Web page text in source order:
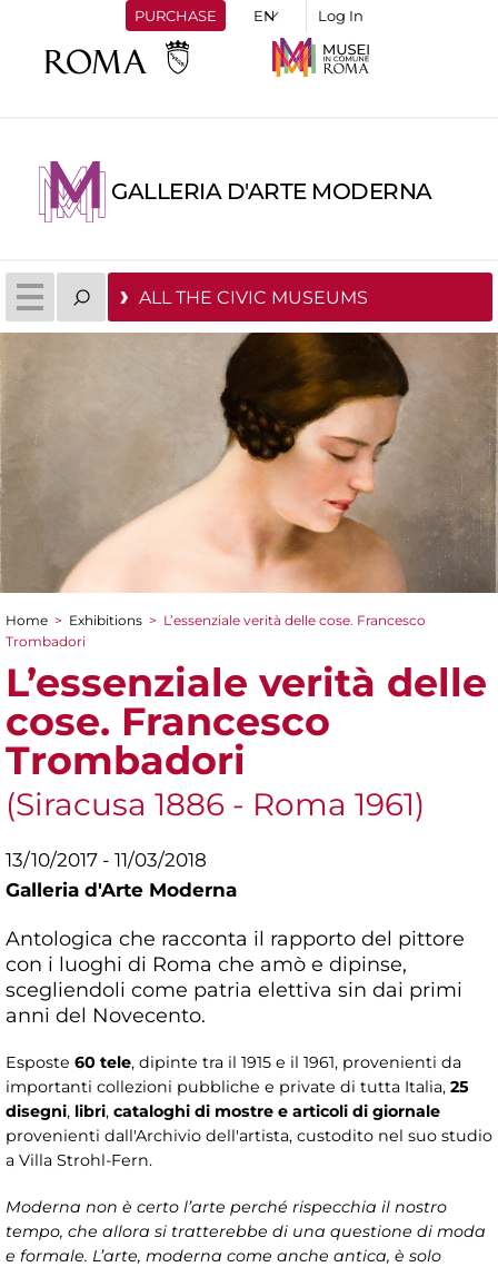
PURCHASE Log In
GALLERIA D'ARTE MODERNA
ALL THE CIVIC MUSEUMS
You are here
Home > Exhibitions > L’essenziale verità delle cose. Francesco
Trombadori
L’essenziale verità delle
cose. Francesco
Trombadori
(Siracusa 1886 - Roma 1961)
13/10/2017 - 11/03/2018
Galleria d'Arte Moderna
Antologica che racconta il rapporto del pittore
con i luoghi di Roma che amò e dipinse,
scegliendoli come patria elettiva sin dai primi
anni del Novecento.
Esposte 60 tele, dipinte tra il 1915 e il 1961, provenienti da
importanti collezioni pubbliche e private di tutta Italia, 25
disegni, libri, cataloghi di mostre e articoli di giornale
provenienti dall'Archivio dell'artista, custodito nel suo studio
a Villa Strohl-Fern.
Moderna non è certo l’arte perché rispecchia il nostro
tempo, che allora si tratterebbe di una questione di moda
e formale. L’arte, moderna come anche antica, è solo